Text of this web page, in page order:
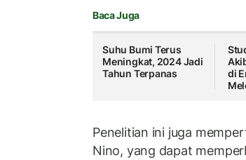
Baca Juga
Suhu Bumi Terus
Meningkat, 2024 Jadi
Tahun Terpanas
di
Penelitian ini juga
Nino, yang dapat